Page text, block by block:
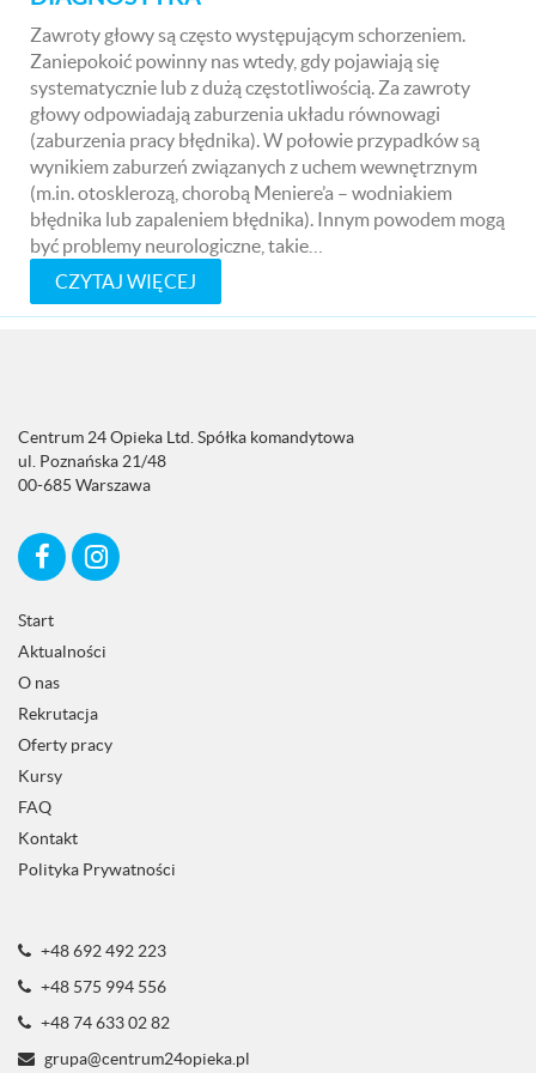
Zawroty głowy są często występującym schorzeniem.
Zaniepokoić powinny nas wtedy, gdy pojawiają się
systematycznie lub z dużą częstotliwością. Za zawroty
głowy odpowiadają zaburzenia układu równowagi
(zaburzenia pracy błędnika). W połowie przypadków są
wynikiem zaburzeń związanych z uchem wewnętrznym
(m.in. otosklerozą, chorobą Meniere’a – wodniakiem
błędnika lub zapaleniem błędnika). Innym powodem mogą
być problemy neurologiczne, takie…
CZYTAJ WIĘCEJ
Centrum 24 Opieka Ltd. Spółka komandytowa
ul. Poznańska 21/48
00-685 Warszawa
Start
Aktualności
O nas
Rekrutacja
Oferty pracy
Kursy
FAQ
Kontakt
Polityka Prywatności
+48 692 492 223
+48 575 994 556
+48 74 633 02 82
grupa@centrum24opieka.pl